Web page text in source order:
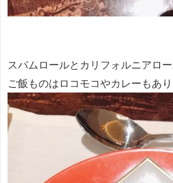
スパムロールとカリフォルニアロ
ご飯ものはロコモコやカレーもあ